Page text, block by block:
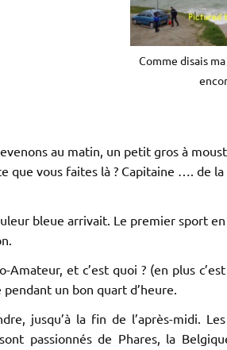
Comme disais
au matin, un petit gros à
que vous faites là ? Capitaine …. de
bleue arrivait. Le premier sport en
Amateur, et c’est quoi ? (en plus
un bon quart d’heure.
jusqu’à la fin de l’après-midi.
passionnés de Phares, la